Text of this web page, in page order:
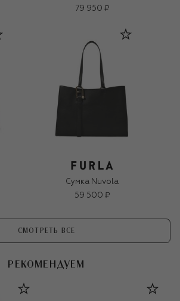
79 950 ₽
Сумка Nuvola
59 500 ₽
СМОТРЕТЬ ВСЕ
РЕКОМЕНДУЕМ